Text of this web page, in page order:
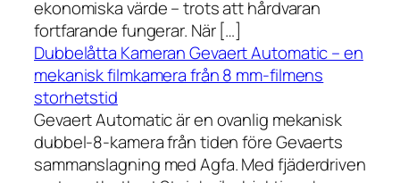
ekonomiska värde – trots att hårdvaran
fortfarande fungerar. När […]
Dubbelåtta Kameran Gevaert Automatic – en
mekanisk filmkamera från 8 mm-filmens
storhetstid
Gevaert Automatic är en ovanlig mekanisk
dubbel-8-kamera från tiden före Gevaerts
sammanslagning med Agfa. Med fjäderdriven